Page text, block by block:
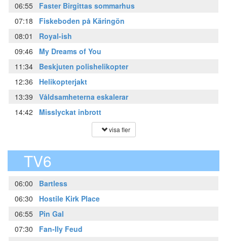
06:55
Faster Birgittas sommarhus
07:18
Fiskeboden på Käringön
08:01
Royal-ish
09:46
My Dreams of You
11:34
Beskjuten polishelikopter
12:36
Helikopterjakt
13:39
Våldsamheterna eskalerar
14:42
Misslyckat inbrott
visa fler
TV6
06:00
Bartless
06:30
Hostile Kirk Place
06:55
Pin Gal
07:30
Fan-Ily Feud